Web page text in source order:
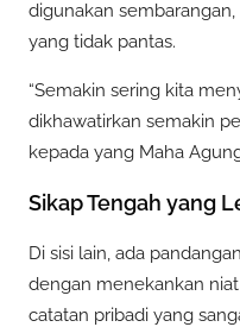
digunakan
yang tidak pantas.
“Semakin sering kita
dikhawatirkan semakin
kepada yang Maha
Sikap Tengah yang
Di sisi lain, ada
dengan menekankan
catatan pribadi yang